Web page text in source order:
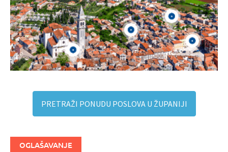
PRETRAŽI PONUDU POSLOVA U ŽUPANIJI
OGLAŠAVANJE